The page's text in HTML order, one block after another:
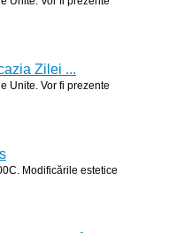
Zilei ...
Unite. Vor fi prezente
Modificările estetice